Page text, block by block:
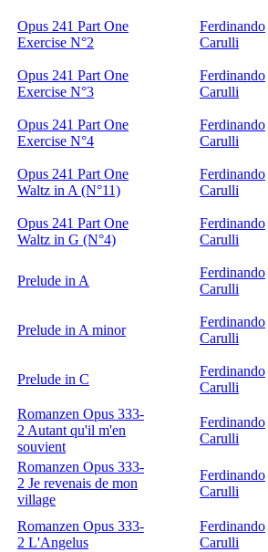
Opus 241 Part One
Exercise N°2
Ferdinando
Carulli
Opus 241 Part One
Exercise N°3
Ferdinando
Carulli
Opus 241 Part One
Exercise N°4
Ferdinando
Carulli
Opus 241 Part One
Waltz in A (N°11)
Ferdinando
Carulli
Opus 241 Part One
Waltz in G (N°4)
Ferdinando
Carulli
Prelude in A
Ferdinando
Carulli
Prelude in A minor
Ferdinando
Carulli
Prelude in C
Ferdinando
Carulli
Romanzen Opus 333-
2 Autant qu'il m'en
souvient
Ferdinando
Carulli
Romanzen Opus 333-
2 Je revenais de mon
village
Ferdinando
Carulli
Romanzen Opus 333-
2 L'Angelus
Ferdinando
Carulli